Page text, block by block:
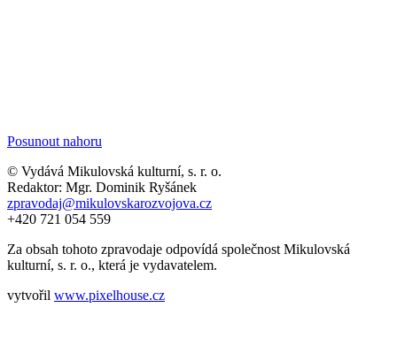
Posunout nahoru
© Vydává Mikulovská kulturní, s. r. o.
Redaktor: Mgr. Dominik Ryšánek
zpravodaj@mikulovskarozvojova.cz
+420 721 054 559
Za obsah tohoto zpravodaje odpovídá společnost Mikulovská
kulturní, s. r. o., která je vydavatelem.
vytvořil www.pixelhouse.cz